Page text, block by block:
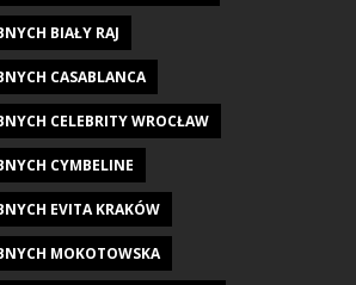
BIAŁY RAJ
CASABLANCA
CELEBRITY WROCŁAW
CYMBELINE
EVITA KRAKÓW
MOKOTOWSKA